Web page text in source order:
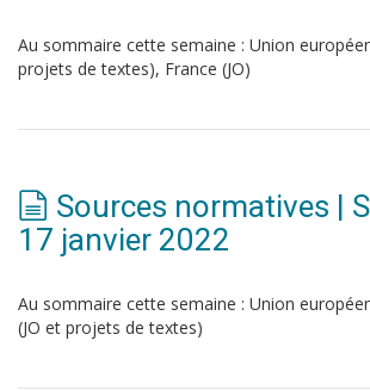
Au sommaire cette semaine : Union
projets de textes), France (JO)
Sources normatives |
17 janvier 2022
Au sommaire cette semaine : Union
(JO et projets de textes)